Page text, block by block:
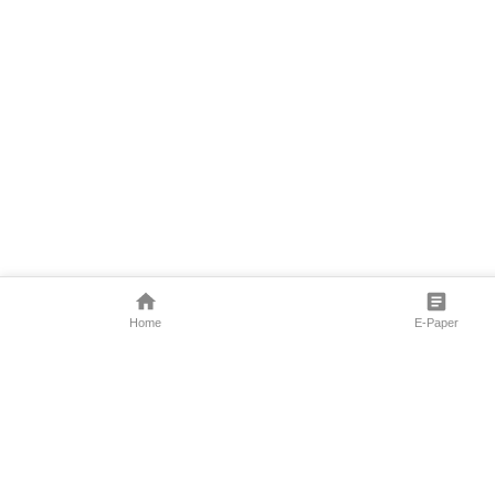
Home E-Paper